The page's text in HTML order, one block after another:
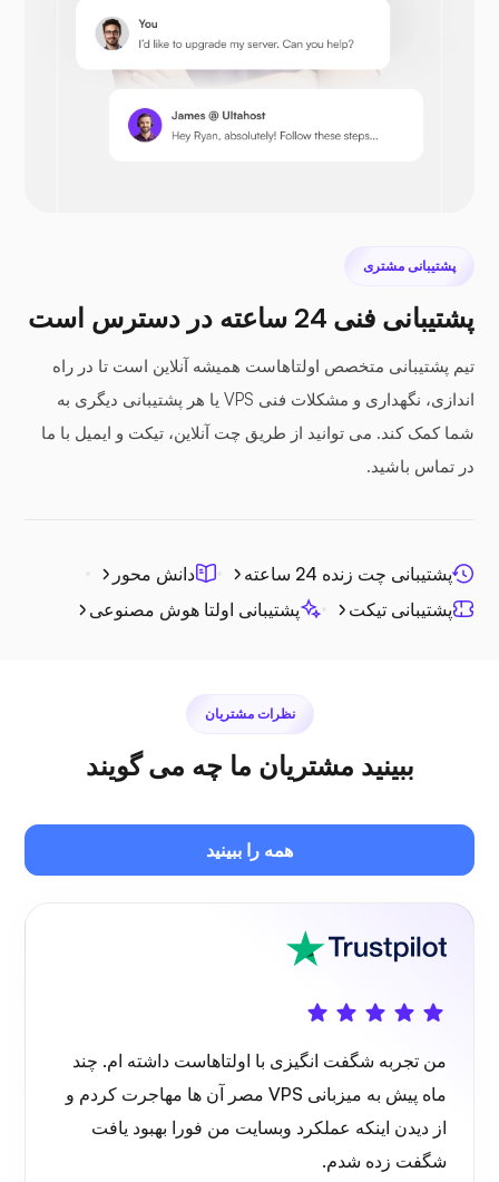
پرستاشاپ
سی‌فایل
اونکست
سیم‌گارد
پشتیبانی مشتری
پشتیبانی فنی 24 ساعته در دسترس است
تیم پشتیبانی متخصص اولتاهاست همیشه آنلاین است تا در راه
اندازی، نگهداری و مشکلات فنی VPS یا هر پشتیبانی دیگری به
شما کمک کند. می توانید از طریق چت آنلاین، تیکت و ایمیل با ما
در تماس باشید.
پشتیبانی چت زنده 24 ساعته
دانش محور
پشتیبانی تیکت
پشتیبانی اولتا هوش مصنوعی
نظرات مشتریان
ببینید مشتریان ما چه می گویند
همه را ببینید
من تجربه شگفت انگیزی با اولتاهاست داشته ام. چند
ماه پیش به میزبانی VPS مصر آن ها مهاجرت کردم و
از دیدن اینکه عملکرد وبسایت من فورا بهبود یافت
شگفت زده شدم.